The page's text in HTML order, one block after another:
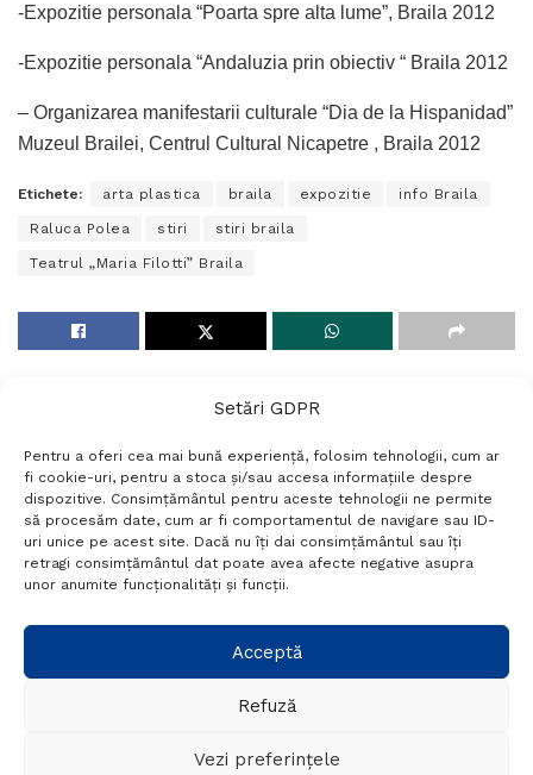
Setări GDPR
Pentru a oferi cea mai bună experiență, folosim tehnologii, cum ar
fi cookie-uri, pentru a stoca și/sau accesa informațiile despre
dispozitive. Consimțământul pentru aceste tehnologii ne permite
să procesăm date, cum ar fi comportamentul de navigare sau ID-
uri unice pe acest site. Dacă nu îți dai consimțământul sau îți
retragi consimțământul dat poate avea afecte negative asupra
unor anumite funcționalități și funcții.
Acceptă
Refuză
Vezi preferințele
-Expozitie personala “Poarta spre alta lume”, Braila 2012
-Expozitie personala “Andaluzia prin obiectiv “ Braila 2012
– Organizarea manifestarii culturale “Dia de la Hispanidad”
Muzeul Brailei, Centrul Cultural Nicapetre , Braila 2012
Etichete: arta plastica braila expozitie info Braila
Raluca Polea stiri stiri braila
Teatrul „Maria Filotti” Braila
Termeni si conditii
Politică de confidențialitate
Politica cookies
Setări GDPR
+40 788 760 194